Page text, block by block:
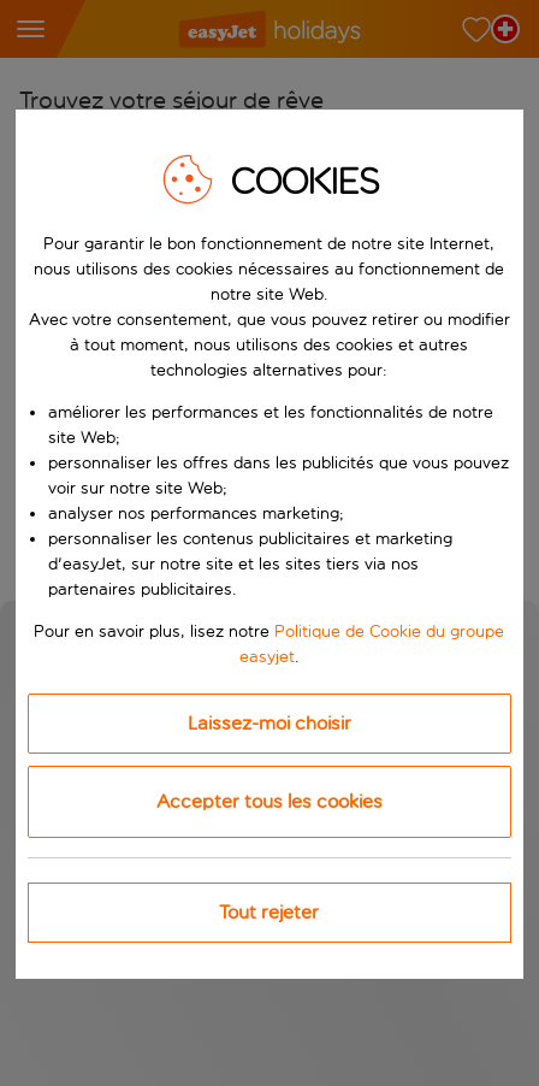
Trouvez votre séjour de rêve
Choisissez votre aéroport
Commencez à taper pour la saisie automatique. Lorsque les
Choisissez votre destination
Vers
Choisissez vos dates
Quand
Rechercher
COOKIES
Pour garantir le bon fonctionnement de notre site Internet,
nous utilisons des cookies nécessaires au fonctionnement de
notre site Web.
Avec votre consentement, que vous pouvez retirer ou modifier
à tout moment, nous utilisons des cookies et autres
technologies alternatives pour:
améliorer les performances et les fonctionnalités de notre
site Web;
personnaliser les offres dans les publicités que vous pouvez
voir sur notre site Web;
analyser nos performances marketing;
personnaliser les contenus publicitaires et marketing
d'easyJet, sur notre site et les sites tiers via nos
partenaires publicitaires.
Pour en savoir plus, lisez notre Politique de Cookie du groupe
easyjet.
Laissez-moi choisir
Accepter tous les cookies
Tout rejeter